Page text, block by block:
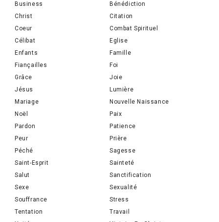
Business
Bénédiction
Christ
Citation
Coeur
Combat Spirituel
Célibat
Eglise
Enfants
Famille
Fiançailles
Foi
Grâce
Joie
Jésus
Lumière
Mariage
Nouvelle Naissance
Noël
Paix
Pardon
Patience
Peur
Prière
Péché
Sagesse
Saint-Esprit
Sainteté
Salut
Sanctification
Sexe
Sexualité
Souffrance
Stress
Tentation
Travail